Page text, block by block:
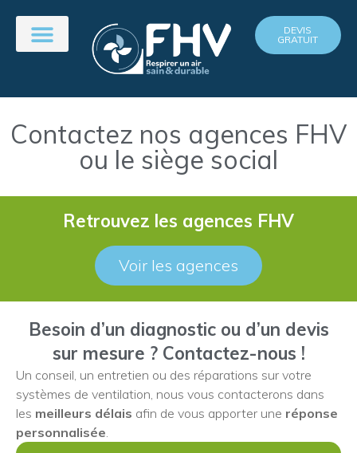
DEVIS
GRATUIT
Contactez nos agences FHV
ou le siège social
Retrouvez les agences FHV
Voir les agences
Besoin d’un diagnostic ou d’un devis
sur mesure ? Contactez-nous !
Un conseil, un entretien ou des réparations sur votre
systèmes de ventilation, nous vous contacterons dans
les meilleurs délais afin de vous apporter une réponse
personnalisée.